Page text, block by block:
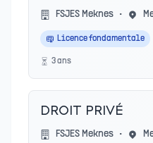
FSJES Meknes •
Licence fondamentale
3ans
DROIT PRIVÉ
FSJES Meknes •